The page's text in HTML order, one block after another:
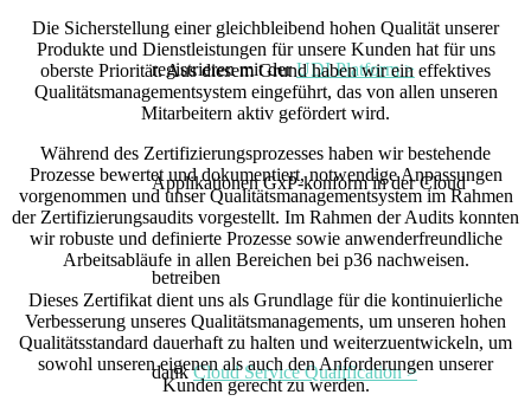
registrieren mit derUDI Platform >
Applikationen GxP-konform in der Cloud
betreiben
dankCloud Service Qualification >
Die Sicherstellung einer gleichbleibend hohen Qualität unserer
Produkte und Dienstleistungen für unsere Kunden hat für uns
oberste Priorität. Aus diesem Grund haben wir ein effektives
Qualitätsmanagementsystem eingeführt, das von allen unseren
Mitarbeitern aktiv gefördert wird.
Während des Zertifizierungsprozesses haben wir bestehende
Prozesse bewertet und dokumentiert, notwendige Anpassungen
vorgenommen und unser Qualitätsmanagementsystem im Rahmen
der Zertifizierungsaudits vorgestellt. Im Rahmen der Audits konnten
wir robuste und definierte Prozesse sowie anwenderfreundliche
Arbeitsabläufe in allen Bereichen bei p36 nachweisen.
Dieses Zertifikat dient uns als Grundlage für die kontinuierliche
Verbesserung unseres Qualitätsmanagements, um unseren hohen
Qualitätsstandard dauerhaft zu halten und weiterzuentwickeln, um
sowohl unseren eigenen als auch den Anforderungen unserer
Kunden gerecht zu werden.